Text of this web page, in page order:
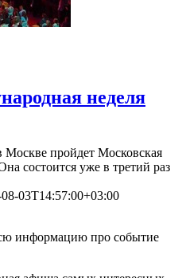
неделя
Москве пройдет Московская
состоится уже в третий раз
03T14:57:00+03:00
информацию про событие